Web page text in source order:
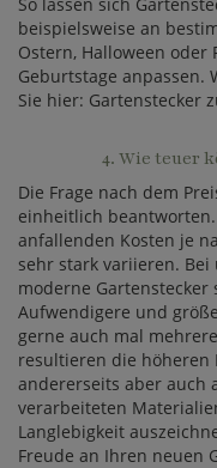
beispielsweise an
Ostern, Halloween oder
Geburtstage anpassen.
Sie hier: Gartenstecker
4. Wie teuer
Die Frage nach dem
einheitlich
anfallenden Kosten je
sehr stark variieren.
moderne
Aufwendigere und
gerne auch mal
resultieren die höheren
andererseits aber auch
verarbeiteten
Langlebigkeit
Freude an Ihren neuen